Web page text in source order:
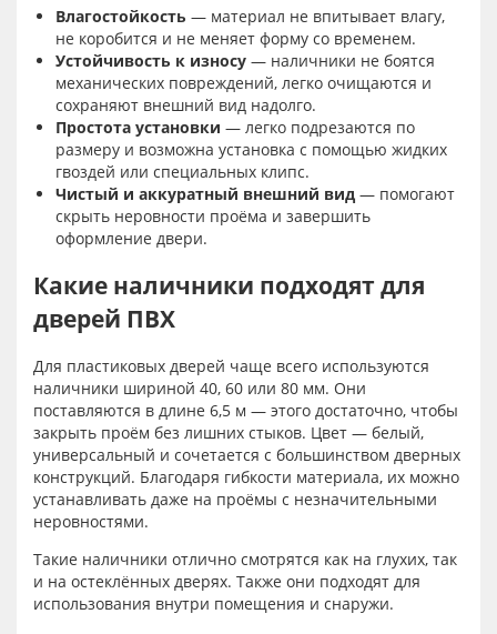
Влагостойкость — материал не впитывает влагу,
не коробится и не меняет форму со временем.
Устойчивость к износу — наличники не боятся
механических повреждений, легко очищаются и
сохраняют внешний вид надолго.
Простота установки — легко подрезаются по
размеру и возможна установка с помощью жидких
гвоздей или специальных клипс.
Чистый и аккуратный внешний вид — помогают
скрыть неровности проёма и завершить
оформление двери.
Какие наличники подходят для
дверей ПВХ
Для пластиковых дверей чаще всего используются
наличники шириной 40, 60 или 80 мм. Они
поставляются в длине 6,5 м — этого достаточно, чтобы
закрыть проём без лишних стыков. Цвет — белый,
универсальный и сочетается с большинством дверных
конструкций. Благодаря гибкости материала, их можно
устанавливать даже на проёмы с незначительными
неровностями.
Такие наличники отлично смотрятся как на глухих, так
и на остеклённых дверях. Также они подходят для
использования внутри помещения и снаружи.